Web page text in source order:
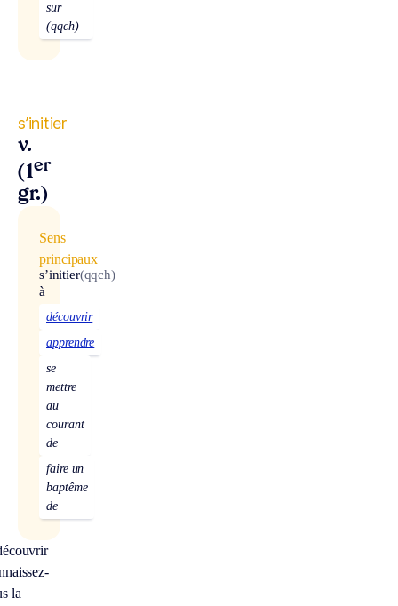
sur
(qqch)
s’initier
v.
(1er
gr.)
Sens
principaux
s’initier
à
(qqch)
découvrir
apprendre
se
mettre
au
courant
de
faire un
baptême
de
la